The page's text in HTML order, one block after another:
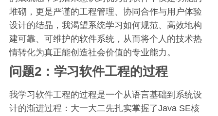
堆砌，更是严谨的工程管理、协同合作与用户体验
设计的结晶，我渴望系统学习如何规范、高效地构
建可靠、可维护的软件系统，从而将个人的技术热
情转化为真正能创造社会价值的专业能力。
问题2：学习软件工程的过程
我学习软件工程的过程是一个从语言基础到系统设
计的渐进过程：大一大二先扎实掌握了Java SE核